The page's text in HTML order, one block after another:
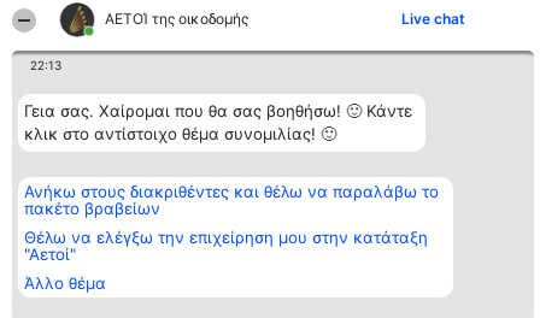
ΑΕΤΟΊ της οικοδομής Live chat
22:13
Γεια σας. Χαίρομαι που θα σας βοηθήσω! 🙂 Κάντε
κλικ στο αντίστοιχο θέμα συνομιλίας! 🙂
Ανήκω στους διακριθέντες και θέλω να παραλάβω το
πακέτο βραβείων
Θέλω να ελέγξω την επιχείρηση μου στην κατάταξη
"Αετοί"
Άλλο θέμα
9.6
Διοργανωτής της
κατάταξης
BEAUTIFUL COMPANY
ΤΗΛ. ΕΠΙΚΟΙΝΩΝΙΑΣ:
2104128019
email:
aetoi@beautifulcompany.co
Κατάταξη
Διακριθέντες
Λίστα όλων
διακριθέντων
Μεθοδολογία
προϋποθέσεις
ΠΟΛΙΤΙΚΗ
Επικοινωνία